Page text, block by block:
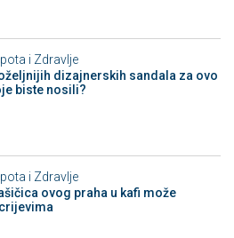
i Zdravlje
dizajnerskih sandala za ovo
biste nosili?
i Zdravlje
ovog praha u kafi može